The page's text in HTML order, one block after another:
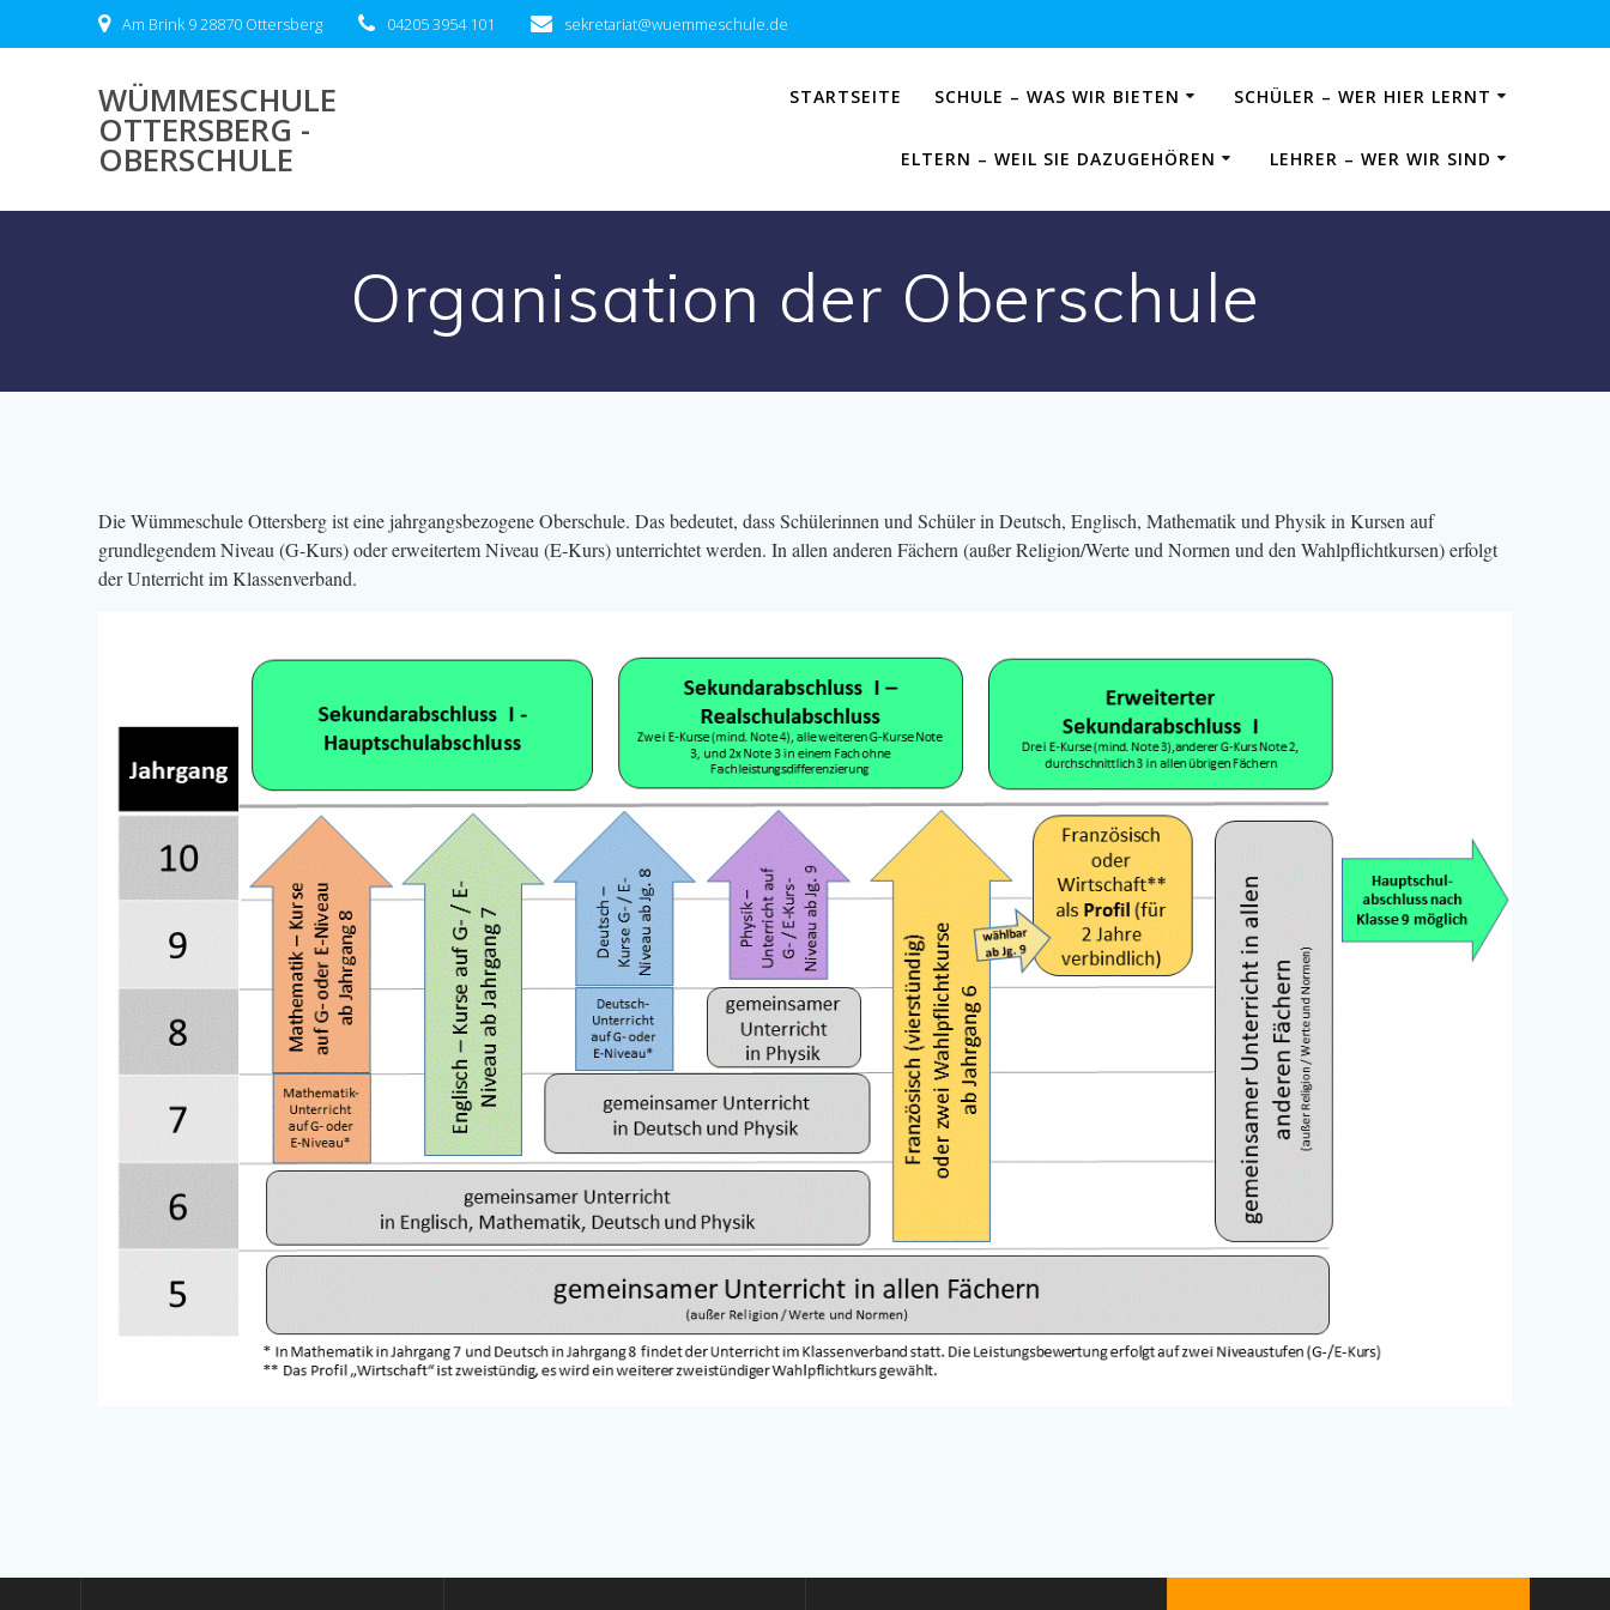
Inhalt
Am Brink 9 28870 Ottersberg 04205 3954 101 sekretariat@wuemmeschule.de
WÜMMESCHULE
OTTERSBERG -
OBERSCHULE
STARTSEITE SCHULE – WAS WIR BIETEN SCHÜLER – WER HIER LERNT
ELTERN – WEIL SIE DAZUGEHÖREN LEHRER – WER WIR SIND
Organisation der Oberschule
Die Wümmeschule Ottersberg ist eine jahrgangsbezogene Oberschule. Das bedeutet, dass Schülerinnen und Schüler in Deutsch, Englisch, Mathematik und Physik in Kursen auf
grundlegendem Niveau (G-Kurs) oder erweitertem Niveau (E-Kurs) unterrichtet werden. In allen anderen Fächern (außer Religion/Werte und Normen und den Wahlpflichtkursen) erfolgt
der Unterricht im Klassenverband.